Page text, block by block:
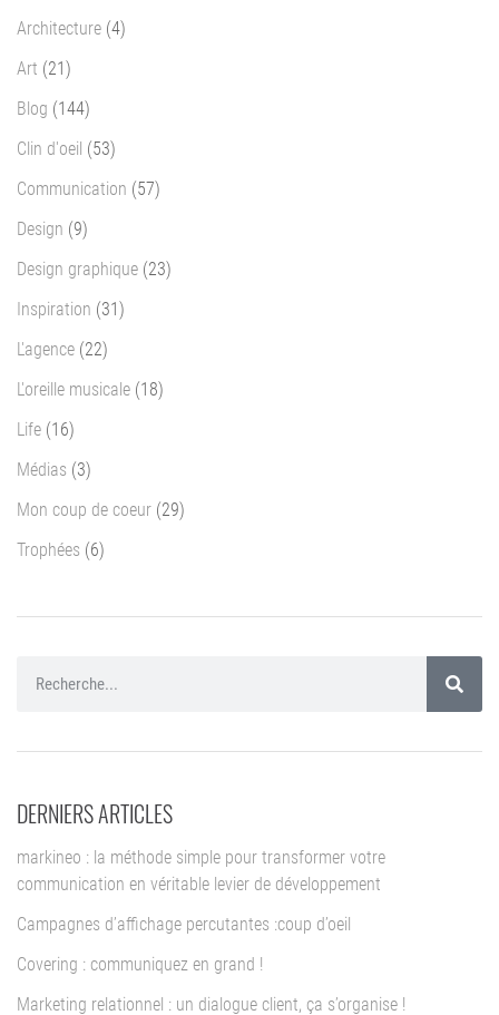
Architecture (4)
Art (21)
Blog (144)
Clin d'oeil (53)
Communication (57)
Design (9)
Design graphique (23)
Inspiration (31)
L'agence (22)
L'oreille musicale (18)
Life (16)
Médias (3)
Mon coup de coeur (29)
Trophées (6)
DERNIERS ARTICLES
markineo : la méthode simple pour transformer votre
communication en véritable levier de développement
Campagnes d’affichage percutantes :coup d’oeil
Covering : communiquez en grand !
Marketing relationnel : un dialogue client, ça s’organise !